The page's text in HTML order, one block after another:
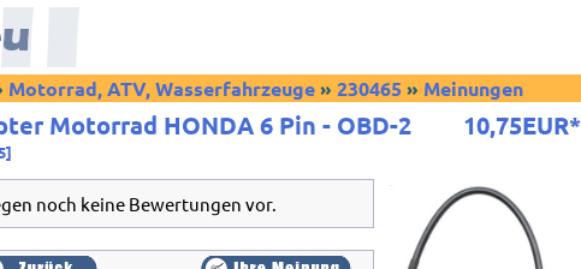
Motorrad, ATV, Wasserfahrzeuge»230465 » Meinungen
Motorrad HONDA 6 Pin - OBD-2 10,75EUR*
noch keine Bewertungen vor.